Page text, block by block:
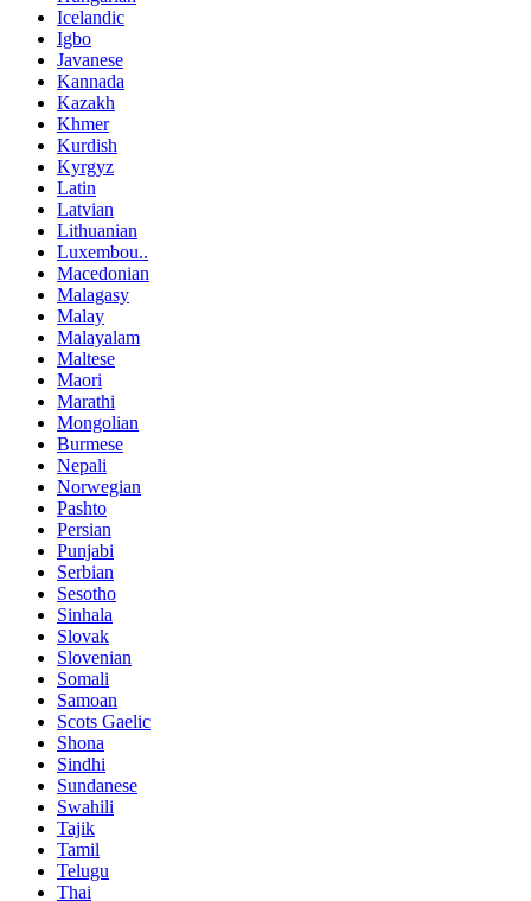
Icelandic
Igbo
Javanese
Kannada
Kazakh
Khmer
Kurdish
Kyrgyz
Latin
Latvian
Lithuanian
Luxembou..
Macedonian
Malagasy
Malay
Malayalam
Maltese
Maori
Marathi
Mongolian
Burmese
Nepali
Norwegian
Pashto
Persian
Punjabi
Serbian
Sesotho
Sinhala
Slovak
Slovenian
Somali
Samoan
Scots Gaelic
Shona
Sindhi
Sundanese
Swahili
Tajik
Tamil
Telugu
Thai